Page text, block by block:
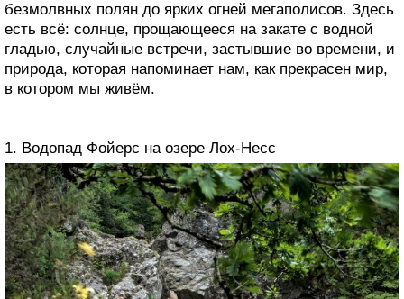
безмолвных полян до ярких огней мегаполисов. Здесь
есть всё: солнце, прощающееся на закате с водной
гладью, случайные встречи, застывшие во времени, и
природа, которая напоминает нам, как прекрасен мир,
в котором мы живём.
1. Водопад Фойерс на озере Лох-Несс